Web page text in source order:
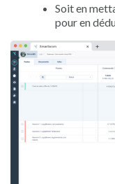
Soit en
pour en